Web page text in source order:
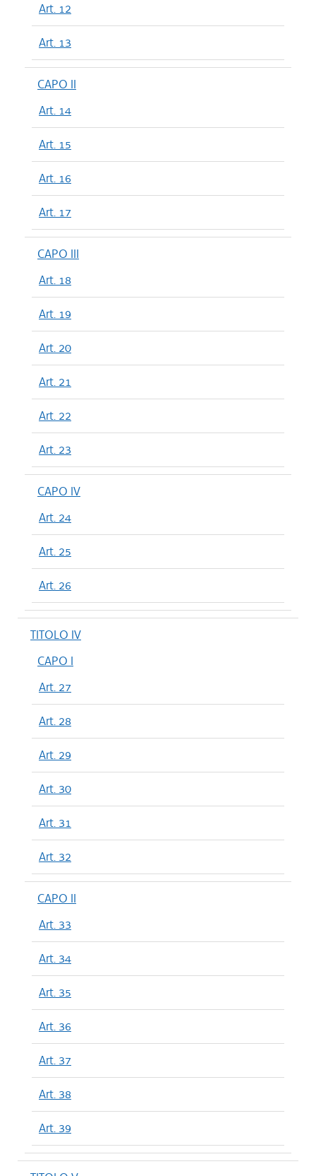
Art. 12
Art. 13
CAPO II
Art. 14
Art. 15
Art. 16
Art. 17
CAPO III
Art. 18
Art. 19
Art. 20
Art. 21
Art. 22
Art. 23
CAPO IV
Art. 24
Art. 25
Art. 26
TITOLO IV
CAPO I
Art. 27
Art. 28
Art. 29
Art. 30
Art. 31
Art. 32
CAPO II
Art. 33
Art. 34
Art. 35
Art. 36
Art. 37
Art. 38
Art. 39